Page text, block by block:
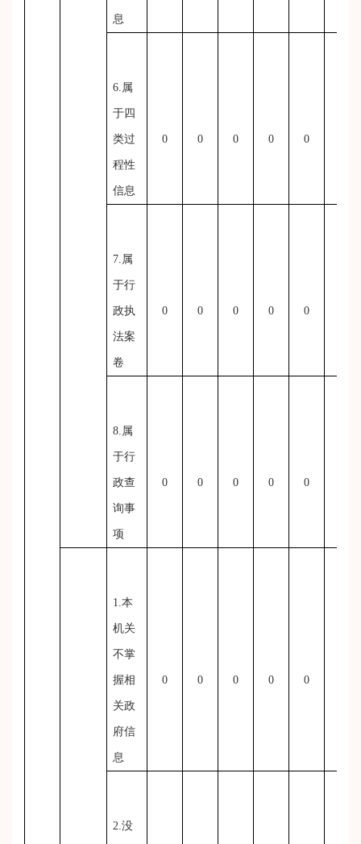
息
6.属
于四
类过
程性
信息
0 0 0 0 0
7.属
于行
政执
法案
卷
0 0 0 0 0
8.属
于行
政查
询事
项
0 0 0 0 0
1.本
机关
不掌
握相
关政
府信
息
0 0 0 0 0
2.没